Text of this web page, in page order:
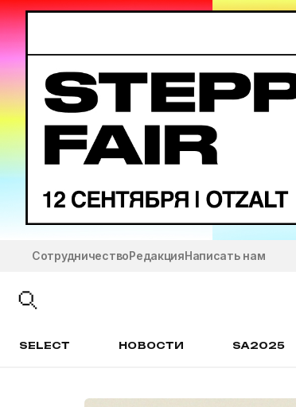
СотрудничествоРедакцияНаписать нам
SELECT НОВОСТИ SA2025